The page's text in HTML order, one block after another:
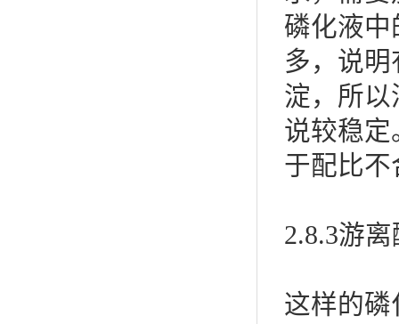
磷化液
多，说
淀，所
说较稳
于配比不
2.8.3游
这样的